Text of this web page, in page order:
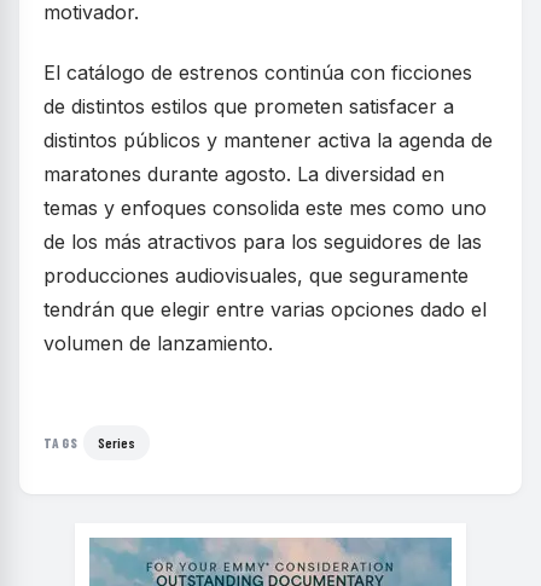
motivador.
El catálogo de estrenos continúa con ficciones
de distintos estilos que prometen satisfacer a
distintos públicos y mantener activa la agenda de
maratones durante agosto. La diversidad en
temas y enfoques consolida este mes como uno
de los más atractivos para los seguidores de las
producciones audiovisuales, que seguramente
tendrán que elegir entre varias opciones dado el
volumen de lanzamiento.
TAGS Series